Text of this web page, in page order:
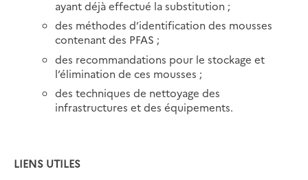
ayant déjà effectué la substitution ;
des méthodes d’identification des mousses
contenant des PFAS ;
des recommandations pour le stockage et
l’élimination de ces mousses ;
des techniques de nettoyage des
infrastructures et des équipements.
LIENS UTILES